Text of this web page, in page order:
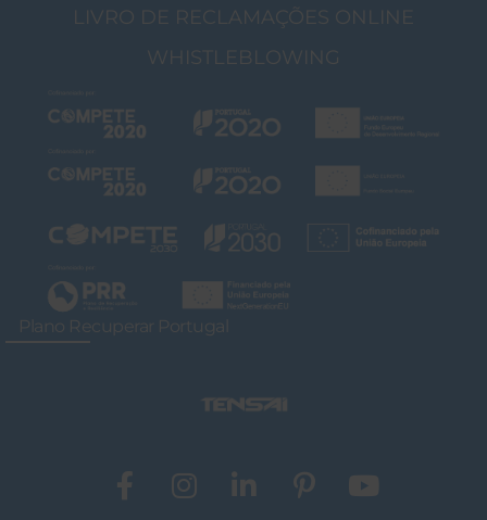
LIVRO DE RECLAMAÇÕES ONLINE
WHISTLEBLOWING
Plano Recuperar Portugal